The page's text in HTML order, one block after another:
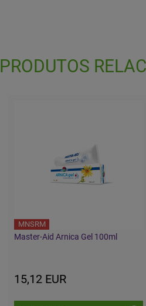
PRODUTOS
MNSRM
Master-Aid Arnica Gel 100ml
15,12 EUR